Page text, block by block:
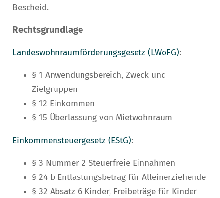
Bescheid.
Rechtsgrundlage
Landeswohnraumförderungsgesetz (LWoFG):
§ 1 Anwendungsbereich, Zweck und
Zielgruppen
§ 12 Einkommen
§ 15 Überlassung von Mietwohnraum
Einkommensteuergesetz (EStG):
§ 3 Nummer 2 Steuerfreie Einnahmen
§ 24 b Entlastungsbetrag für Alleinerziehende
§ 32 Absatz 6 Kinder, Freibeträge für Kinder